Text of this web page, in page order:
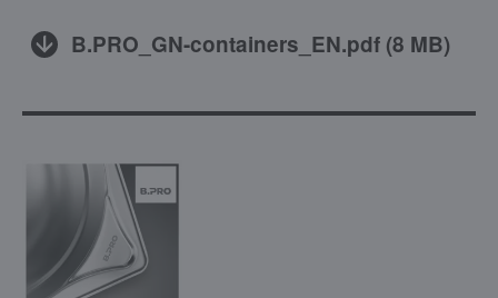
B.PRO_GN-containers_EN.pdf (8 MB)